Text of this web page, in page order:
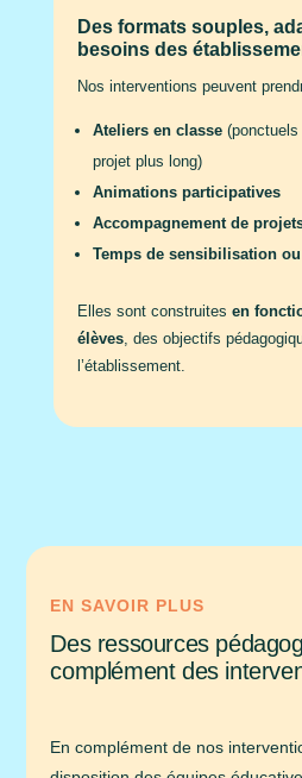
Des formats souples,
besoins des
Nos interventions peuvent
Ateliers en classe(ponctuels
projet plus long)
Animations participatives
Accompagnement de
Temps de sensibilisation
Elles sont construites en
élèves, des objectifs
l’établissement.
EN SAVOIR PLUS
Des ressources
complément des
En complément de nos